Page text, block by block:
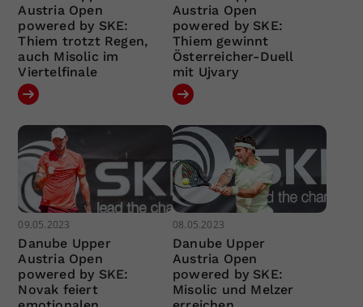
Austria Open
powered by SKE:
Thiem trotzt Regen,
auch Misolic im
Viertelfinale
Austria Open
powered by SKE:
Thiem gewinnt
Österreicher-Duell
mit Ujvary
09.05.2023
Danube Upper
Austria Open
powered by SKE:
Novak feiert
08.05.2023
Danube Upper
Austria Open
powered by SKE:
Misolic und Melzer